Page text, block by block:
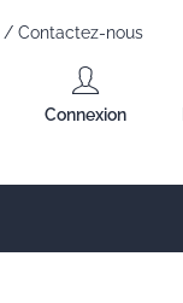
/ Contactez-nous
Connexion